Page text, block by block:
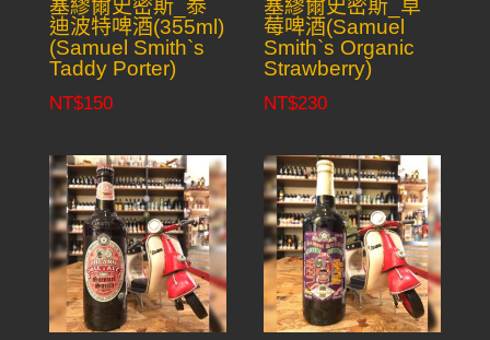
塞繆爾史密斯_泰
迪波特啤酒(355ml)
(Samuel Smith`s
Taddy Porter)
NT$150
塞繆爾史密斯_草
莓啤酒(Samuel
Smith`s Organic
Strawberry)
NT$230